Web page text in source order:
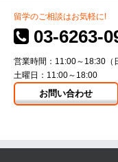
留学のご相談はお気軽に!
03-6263-
営業時間：11:00～18:30（
土曜日：11:00～18:00
お問い合わせ